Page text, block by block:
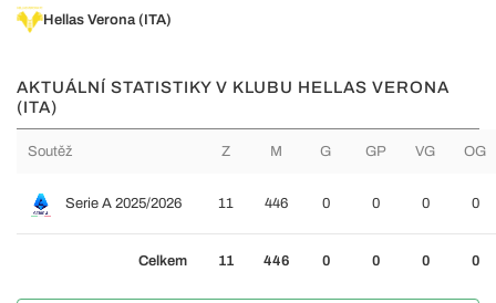
Hellas Verona (ITA)
AKTUÁLNÍ STATISTIKY V KLUBU HELLAS VERONA
(ITA)
Soutěž Z M G GP VG OG
Serie A 2025/2026 11 446 0 0 0 0
Celkem 11 446 0 0 0 0